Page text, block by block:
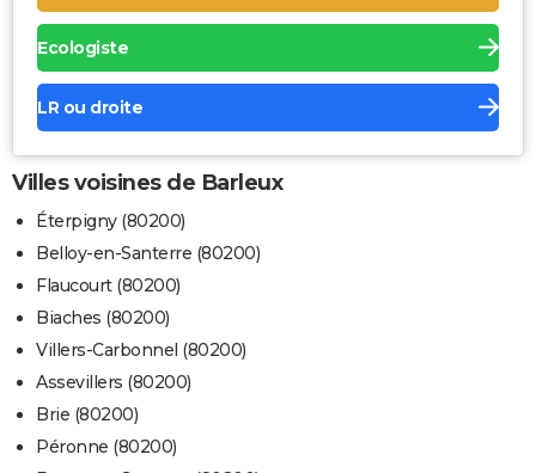
Ecologiste
LR ou droite
Villes voisines de Barleux
Éterpigny (80200)
Belloy-en-Santerre (80200)
Flaucourt (80200)
Biaches (80200)
Villers-Carbonnel (80200)
Assevillers (80200)
Brie (80200)
Péronne (80200)